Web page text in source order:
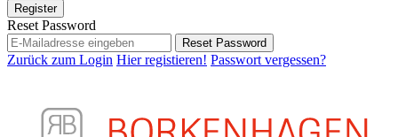
Register
Reset Password
Reset Password
Zurück zum Login Hier registieren! Passwort vergessen?